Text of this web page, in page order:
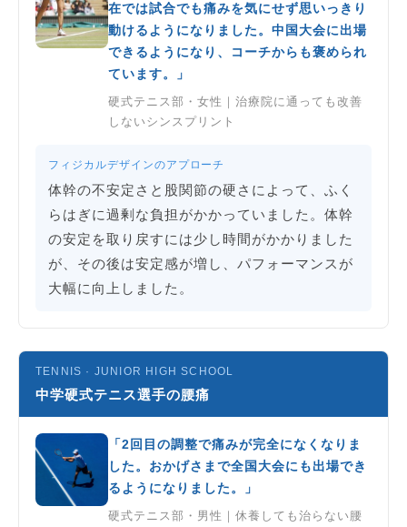
在では試合でも痛みを気にせず思いっきり
動けるようになりました。中国大会に出場
できるようになり、コーチからも褒められ
ています。」
硬式テニス部・女性｜治療院に通っても改善
しないシンスプリント
フィジカルデザインのアプローチ
体幹の不安定さと股関節の硬さによって、ふく
らはぎに過剰な負担がかかっていました。体幹
の安定を取り戻すには少し時間がかかりました
が、その後は安定感が増し、パフォーマンスが
大幅に向上しました。
TENNIS · JUNIOR HIGH SCHOOL
中学硬式テニス選手の腰痛
「2回目の調整で痛みが完全になくなりま
した。おかげさまで全国大会にも出場でき
るようになりました。」
硬式テニス部・男性｜休養しても治らない腰